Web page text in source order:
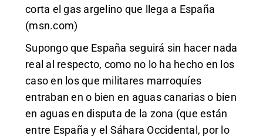
corta el gas argelino que llega a España
(msn.com)
Supongo que España seguirá sin hacer nada
real al respecto, como no lo ha hecho en los
caso en los que militares marroquíes
entraban en o bien en aguas canarias o bien
en aguas en disputa de la zona (que están
entre España y el Sáhara Occidental, por lo